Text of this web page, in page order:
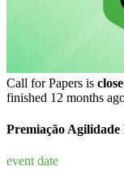
Call for Papers is
finished 12 months
Premiação
event date